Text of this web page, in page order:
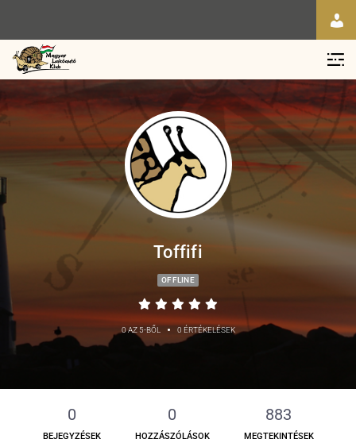
Toffifi
OFFLINE
0 AZ 5-BŐL • 0 ÉRTÉKELÉSEK
0
BEJEGYZÉSEK
0
HOZZÁSZÓLÁSOK
883
MEGTEKINTÉSEK